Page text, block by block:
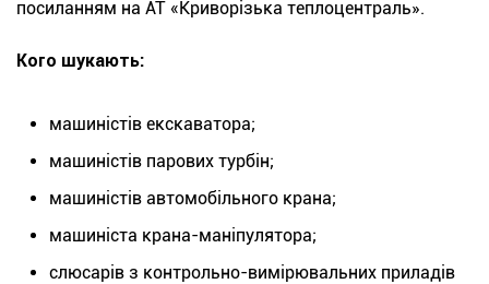
посиланням на АТ «Криворізька теплоцентраль».
Кого шукають:
машиністів екскаватора;
машиністів парових турбін;
машиністів автомобільного крана;
машиніста крана-маніпулятора;
слюсарів з контрольно-вимірювальних приладів